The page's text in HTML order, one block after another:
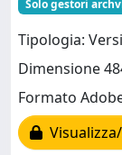
Solo gestori
Tipologia:
Dimensione
Formato